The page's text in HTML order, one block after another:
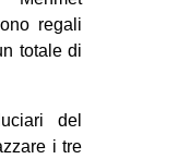
regali
totale di
del
i tre